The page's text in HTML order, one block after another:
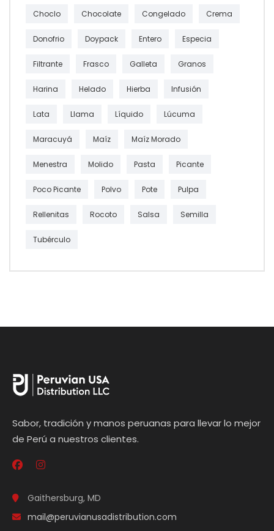
Choclo Chocolate Congelado Crema
Donofrio Doypack Entero Especia
Filtrante Frasco Galleta Granos
Harina Helado Hierba Infusión
Lata Llama Líquido Lúcuma
Maracuyá Maíz Maíz Morado
Menestra Molido Pasta Picante
Poco Picante Polvo Pote Pulpa
Rellenitas Rocoto Salsa Semilla
Tubérculo
Sabor, tradición y manos peruanas para llevar lo mejor
de Perú a nuestros clientes.
Gaithersburg, MD
mail@peruvianusadistribution.com